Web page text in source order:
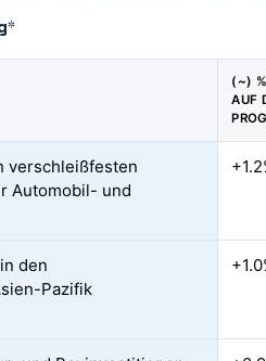
*
(~)
AUF
verschleißfesten
Automobil- und
den
Pazifik